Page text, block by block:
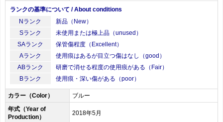
ランクの基準について / About conditions
Nランク
新品（New）
Sランク
未使用または極上品（unused）
SAランク
保管傷程度（Excellent）
Aランク
使用痕はあるが目立つ傷はなし（good）
ABランク
研磨で消せる程度の使用痕がある（Fair）
Bランク
使用痕・深い傷がある（poor）
カラー（Color）
ブルー
年式（Year of
Production）
2018年5月